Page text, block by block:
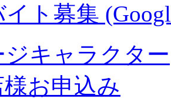
イト募集
ジキャラクター
お申込み